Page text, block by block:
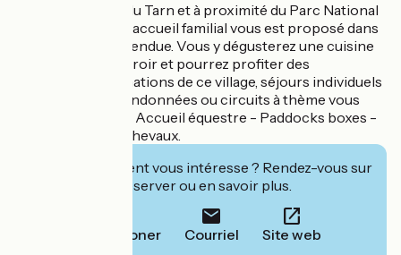
Dans les Gorges du Tarn et à proximité du Parc National
des Cévennes, un accueil familial vous est proposé dans
une ambiance détendue. Vous y dégusterez une cuisine
aux saveurs du terroir et pourrez profiter des
nombreuses animations de ce village, séjours individuels
ou de groupes (randonnées ou circuits à thème vous
seront proposés). Accueil équestre - Paddocks boxes -
Nourriture pour chevaux.
Cet établissement vous intéresse ? Rendez-vous sur
leur site pour réserver ou en savoir plus.
Téléphoner Courriel Site web